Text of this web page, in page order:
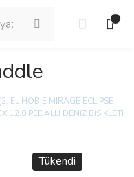
Tükendi